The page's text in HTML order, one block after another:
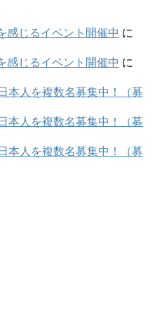
感じるイベント開催中 に
感じるイベント開催中 に
本人を複数名募集中！（募
本人を複数名募集中！（募
本人を複数名募集中！（募